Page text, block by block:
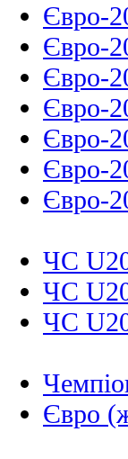
Євро-
Євро-
Євро-
Євро-
Євро-
Євро-
Євро-
ЧС
ЧС
ЧС
Євро